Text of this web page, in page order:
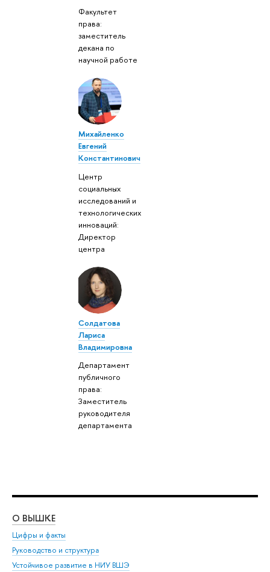
Факультет
права:
заместитель
декана по
научной работе
Михайленко
Евгений
Константинович
Центр
социальных
исследований и
технологических
инноваций:
Директор
центра
Солдатова
Лариса
Владимировна
Департамент
публичного
права:
Заместитель
руководителя
департамента
О ВЫШКЕ
Цифры и факты
Руководство и структура
Устойчивое развитие в НИУ ВШЭ